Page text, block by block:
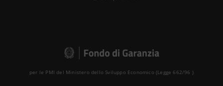
per le PMI del Ministero dello Sviluppo Economico (Legge 662/96 )